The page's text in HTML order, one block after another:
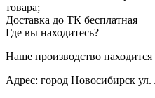
товара;
Доставка до ТК бесплатная
Где вы находитесь?
Наше производство
Адрес: город Новосибирск